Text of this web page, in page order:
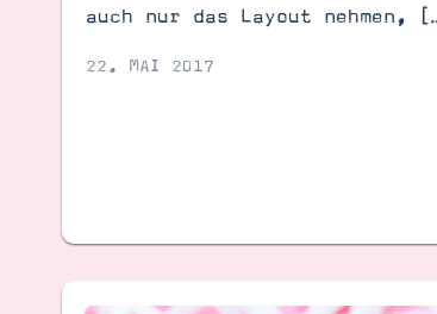
auch nur das Layout nehmen,
22. MAI 2017